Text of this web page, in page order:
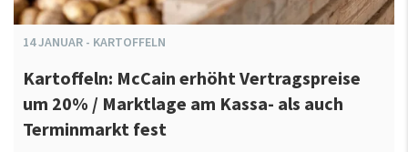
14JANUAR - KARTOFFELN
Kartoffeln: McCain erhöht Vertragspreise
um 20% / Marktlage am Kassa- als auch
Terminmarkt fest